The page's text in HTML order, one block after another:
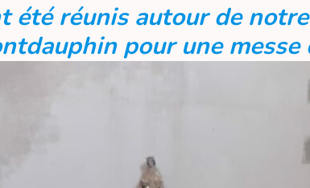
été réunis autour de
pour une